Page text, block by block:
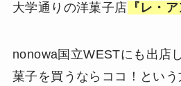
大学通りの洋菓子店 『レ・
nonowa国立WESTにも出店
菓子を買うならココ！とい